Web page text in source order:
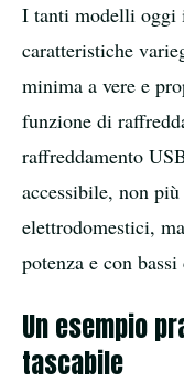
I tanti modelli oggi
caratteristiche
minima a vere e
funzione di
raffreddamento
accessibile, non
elettrodomestici,
potenza e con
Un esempio
tascabile